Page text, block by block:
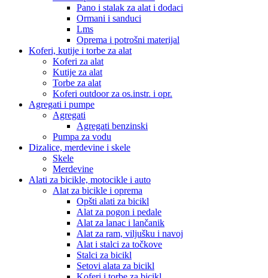
Pano i stalak za alat i dodaci
Ormani i sanduci
Lms
Oprema i potrošni materijal
Koferi, kutije i torbe za alat
Koferi za alat
Kutije za alat
Torbe za alat
Koferi outdoor za os.instr. i opr.
Agregati i pumpe
Agregati
Agregati benzinski
Pumpa za vodu
Dizalice, merdevine i skele
Skele
Merdevine
Alati za bicikle, motocikle i auto
Alat za bicikle i oprema
Opšti alati za bicikl
Alat za pogon i pedale
Alat za lanac i lančanik
Alat za ram, viljušku i navoj
Alat i stalci za točkove
Stalci za bicikl
Setovi alata za bicikl